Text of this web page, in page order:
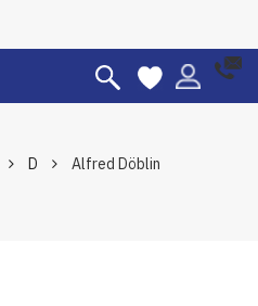
D Alfred Döblin